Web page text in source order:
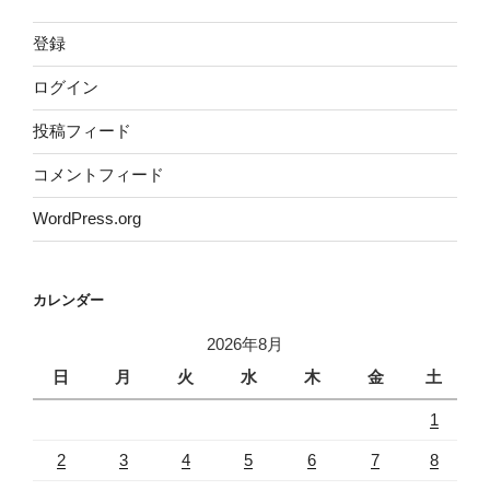
登録
ログイン
投稿フィード
コメントフィード
WordPress.org
カレンダー
2026年8月
日
月 火 水 木 金 土
1
2 3 4 5 6 7 8